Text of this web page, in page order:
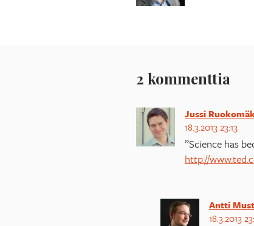
2 kommenttia
Jussi
18.3.2013 23:13
”Science has
http://
Antti
18.3.2013